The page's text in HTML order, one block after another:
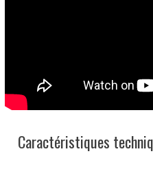
Caractéristiques